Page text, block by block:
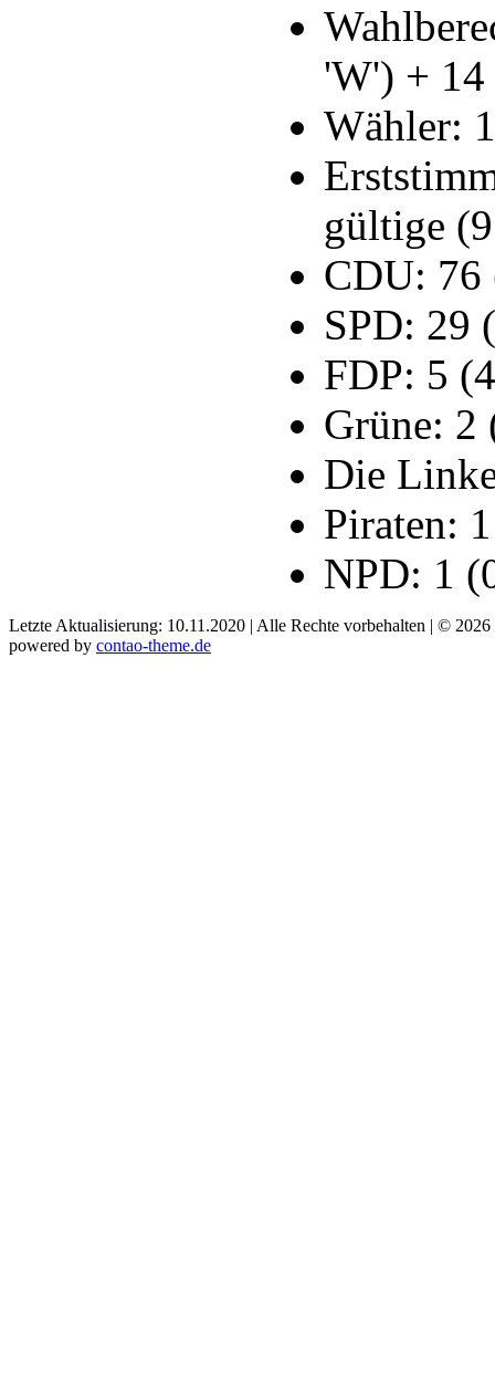
'W') +
Wähler:
gültige
CDU: 76
SPD: 29
FDP: 5
Grüne: 2
Die
Piraten:
NPD: 1
Letzte Aktualisierung: 10.11.2020 | Alle Rechte vorbehalten | © 2026
powered by contao-theme.de